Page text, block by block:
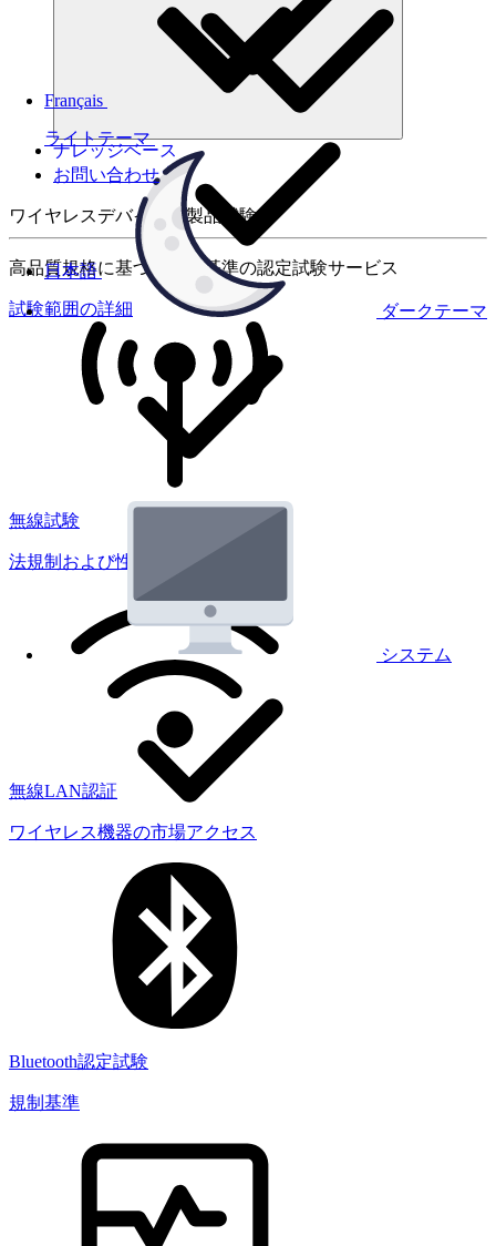
ライトテーマ
ダークテーマ
システム
Français
日本語
ナレッジベース
お問い合わせ
ワイヤレスデバイスの製品試験
高品質規格に基づく国際基準の認定試験サービス
試験範囲の詳細
無線試験
法規制および性能試験
無線LAN認証
ワイヤレス機器の市場アクセス
Bluetooth認定試験
規制基準